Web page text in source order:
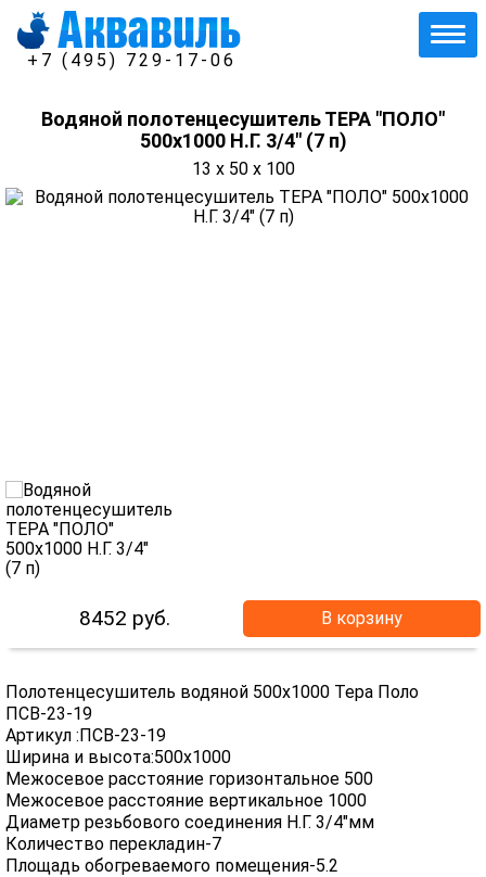
+7 (495) 729-17-06
Водяной полотенцесушитель ТЕРА "ПОЛО"
500х1000 Н.Г. 3/4" (7 п)
13 x 50 x 100
8452 руб. В корзину
Полотенцесушитель водяной 500х1000 Тера Поло
ПСВ-23-19
Артикул :ПСВ-23-19
Ширина и высота:500х1000
Межосевое расстояние горизонтальное 500
Межосевое расстояние вертикальное 1000
Диаметр резьбового соединения Н.Г. 3/4"мм
Количество перекладин-7
Площадь обогреваемого помещения-5.2